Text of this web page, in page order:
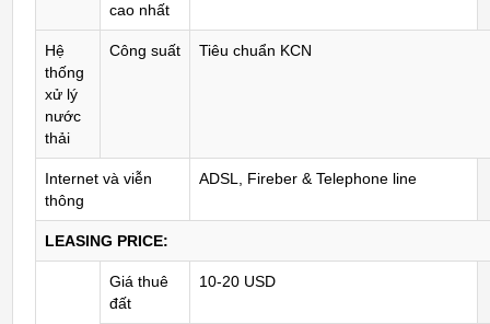
cao nhất
Hệ
thống
xử lý
nước
thải
Công suất Tiêu chuẩn KCN
Internet và viễn
thông
ADSL, Fireber & Telephone line
LEASING PRICE:
Giá thuê
đất
10-20 USD